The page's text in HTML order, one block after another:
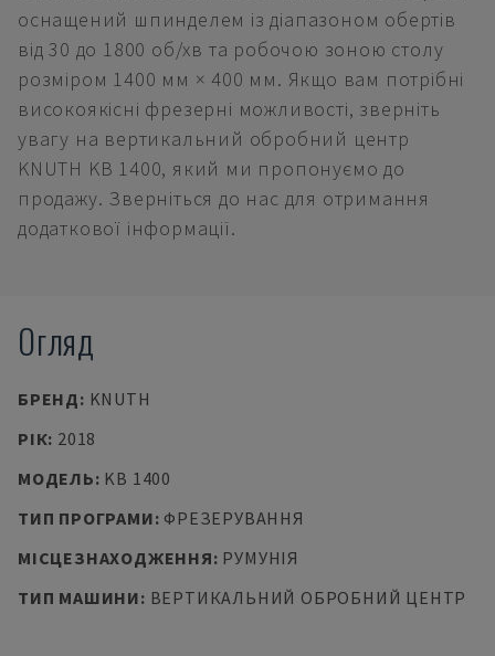
оснащений шпинделем із діапазоном обертів
від 30 до 1800 об/хв та робочою зоною столу
розміром 1400 мм × 400 мм. Якщо вам потрібні
високоякісні фрезерні можливості, зверніть
увагу на вертикальний обробний центр
KNUTH KB 1400, який ми пропонуємо до
продажу. Зверніться до нас для отримання
додаткової інформації.
Огляд
БРЕНД: KNUTH
РІК: 2018
МОДЕЛЬ: KB 1400
ТИП ПРОГРАМИ: ФРЕЗЕРУВАННЯ
МІСЦЕЗНАХОДЖЕННЯ: РУМУНІЯ
ТИП МАШИНИ: ВЕРТИКАЛЬНИЙ ОБРОБНИЙ ЦЕНТР